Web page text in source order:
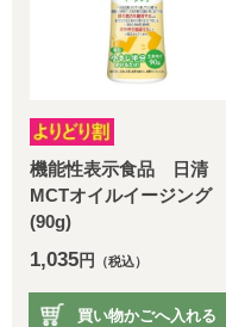
機能性表示食品 日清
MCTオイルイージング
(90g)
1,035 円 （税込）
買い物かごへ入れる